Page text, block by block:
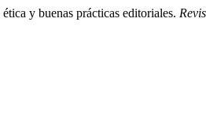
y buenas prácticas editoriales.